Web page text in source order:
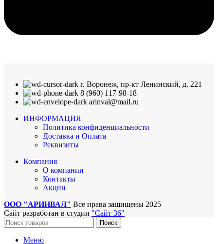
г. Воронеж, пр-кт Ленинский, д. 221
8 (960) 117-98-18
arinval@mail.ru
ИНФОРМАЦИЯ
Политика конфиденциальности
Доставка и Оплата
Реквизиты
Компания
О компании
Контакты
Акции
ООО "АРИНВАЛ" Все права защищены 2025
Сайт разработан в студии "Сайт 36"
Поиск
Меню